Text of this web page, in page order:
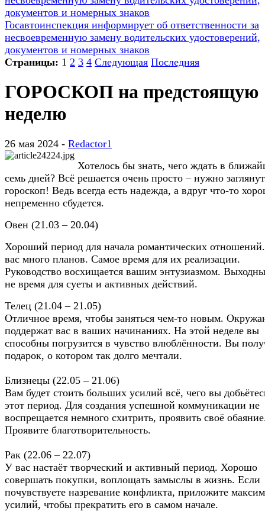
Госавтоинспекция информирует об ответственности за
несвоевременную замену водительских удостоверений,
документов и номерных знаков
Страницы: 1 2 3 4 Следующая Последняя
ГОРОСКОП на предстоящую
неделю
26 мая 2024 - Redactor1
Хотелось бы знать, чего ждать в
семь дней? Всё решается очень просто – нужно
гороскоп! Ведь всегда есть надежда, а вдруг что-то
непременно сбудется.
Овен (21.03 – 20.04)
Хороший период для начала романтических
вас много планов. Самое время для их реализации.
Руководство восхищается вашим энтузиазмом.
не время для суеты и активных действий.
Телец (21.04 – 21.05)
Отличное время, чтобы заняться чем-то новым.
поддержат вас в ваших начинаниях. На этой неделе вы
способны погрузится в чувство влюблённости. Вы
подарок, о котором так долго мечтали.
Близнецы (22.05 – 21.06)
Вам будет стоить больших усилий всё, чего вы
этот период. Для создания успешной коммуникации не
воспрещается немного схитрить, проявить своё
Проявите благотворительность.
Рак (22.06 – 22.07)
У вас настаёт творческий и активный период. Хорошо
совершать покупки, воплощать замыслы в жизнь. Если
почувствуете назревание конфликта, приложите
усилий, чтобы прекратить его в самом начале.